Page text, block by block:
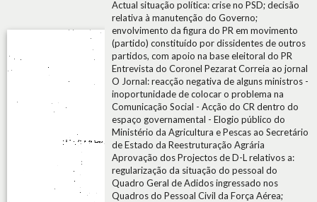
Actual situação política: crise no PSD; decisão
relativa à manutenção do Governo;
envolvimento da figura do PR em movimento
(partido) constituído por dissidentes de outros
partidos, com apoio na base eleitoral do PR
Entrevista do Coronel Pezarat Correia ao jornal
O Jornal: reacção negativa de alguns ministros -
inoportunidade de colocar o problema na
Comunicação Social - Acção do CR dentro do
espaço governamental - Elogio público do
Ministério da Agricultura e Pescas ao Secretário
de Estado da Reestruturação Agrária
Aprovação dos Projectos de D-L relativos a:
regularização da situação do pessoal do
Quadro Geral de Adidos ingressado nos
Quadros do Pessoal Civil da Força Aérea;